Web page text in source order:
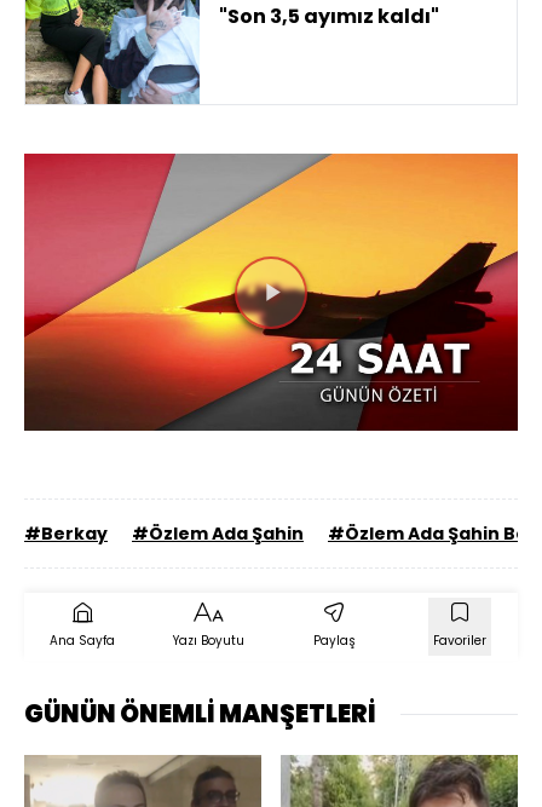
"Son 3,5 ayımız kaldı"
Videoyu
Oynat
#Berkay #Özlem Ada Şahin #Özlem Ada Şahin
Ana Sayfa Yazı Boyutu Paylaş Favoriler
GÜNÜN ÖNEMLİ MANŞETLERİ